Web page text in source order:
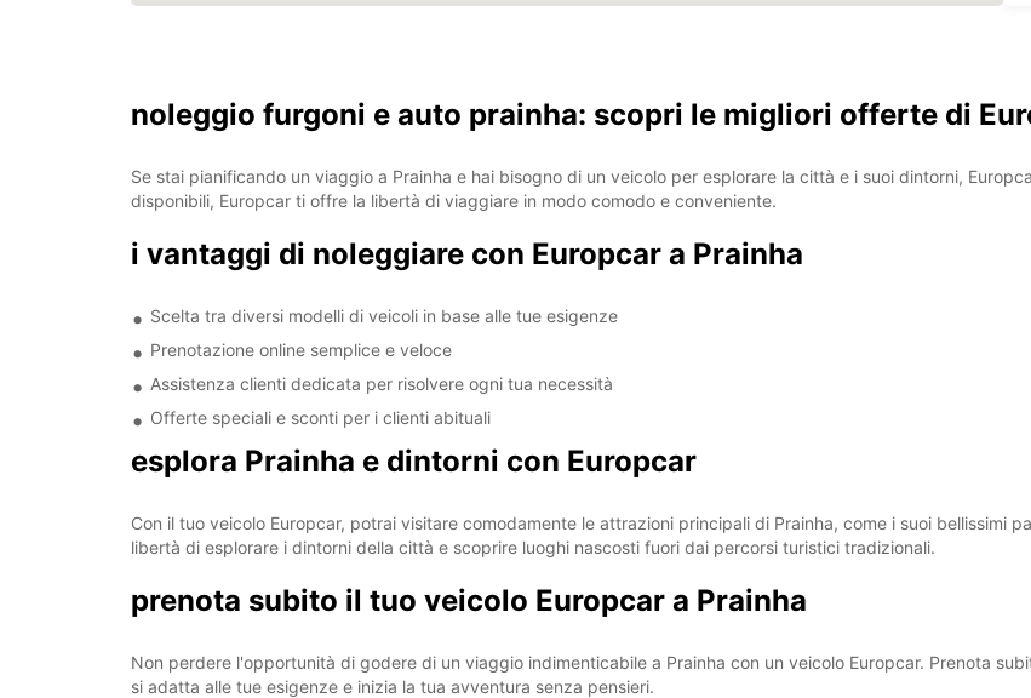
noleggio furgoni e auto prainha: scopri le migliori offerte di
Se stai pianificando un viaggio a Prainha e hai bisogno di un veicolo per esplorare la città e i suoi dintorni,
disponibili, Europcar ti offre la libertà di viaggiare in modo comodo e conveniente.
i vantaggi di noleggiare con Europcar a Prainha
Scelta tra diversi modelli di veicoli in base alle tue esigenze
Prenotazione online semplice e veloce
Assistenza clienti dedicata per risolvere ogni tua necessità
Offerte speciali e sconti per i clienti abituali
esplora Prainha e dintorni con Europcar
Con il tuo veicolo Europcar, potrai visitare comodamente le attrazioni principali di Prainha, come i suoi bellissimi
libertà di esplorare i dintorni della città e scoprire luoghi nascosti fuori dai percorsi turistici tradizionali.
prenota subito il tuo veicolo Europcar a Prainha
Non perdere l'opportunità di godere di un viaggio indimenticabile a Prainha con un veicolo Europcar. Prenota
si adatta alle tue esigenze e inizia la tua avventura senza pensieri.